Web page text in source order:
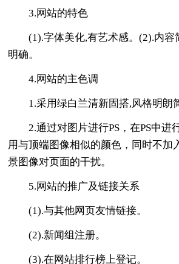
3.网站的特色
(1).字体美化,有艺术感。(2).内容
明确。
4.网站的主色调
1.采用绿白兰清新固搭,风格明朗
2.通过对图片进行PS，在PS中进
用与顶端图像相似的颜色，同时不加
景图像对页面的干扰。
5.网站的推广及链接关系
(1).与其他网页友情链接。
(2).新闻组注册。
(3).在网站排行榜上登记。